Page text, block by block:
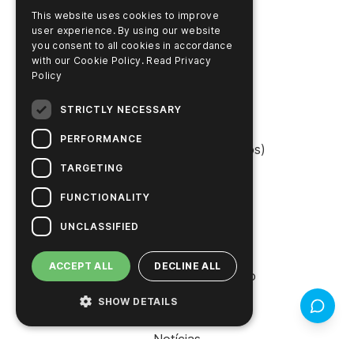
PRODUTOS
Suporte
Login da SureTrend
Shop Online (Estados Unidos)
EMPRESA
Entre em contato conosco
Carreiras
This website uses cookies to improve
user experience. By using our website
you consent to all cookies in accordance
with our Cookie Policy. Read Privacy
Policy
STRICTLY NECESSARY
PERFORMANCE
TARGETING
FUNCTIONALITY
UNCLASSIFIED
ACCEPT ALL DECLINE ALL
SHOW DETAILS